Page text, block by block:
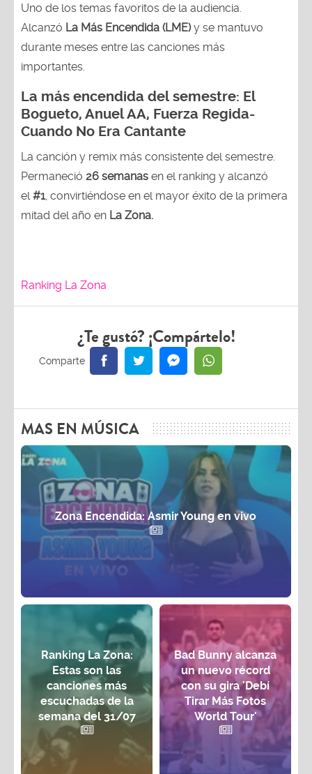
Uno de los temas favoritos de la audiencia.
Alcanzó La Más Encendida (LME)y se mantuvo
durante meses entre las canciones más
importantes.
La más encendida del semestre: El
Bogueto, Anuel AA, Fuerza Regida-
Cuando No Era Cantante
La canción y remix más consistente del semestre.
Permaneció 26 semanas en el ranking y alcanzó
el#1, convirtiéndose en el mayor éxito de la primera
mitad del año en La Zona.
Ranking La Zona
¿Te gustó? ¡Compártelo!
MAS EN MÚSICA
Zona Encendida: Asmir Young en vivo
Ranking La Zona:
Estas son las
canciones más
escuchadas de la
semana del 31/07
Bad Bunny alcanza
un nuevo récord
con su gira 'Debí
Tirar Más Fotos
World Tour'